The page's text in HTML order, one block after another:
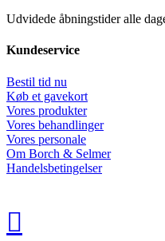
Udvidede åbningstider alle
Kundeservice
Bestil tid nu
Køb et gavekort
Vores produkter
Vores behandlinger
Vores personale
Om Borch & Selmer
Handelsbetingelser
